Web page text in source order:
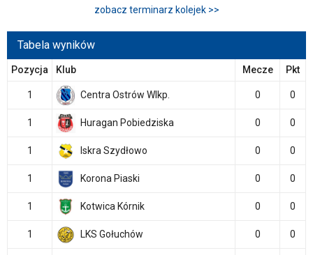
zobacz terminarz kolejek >>
Tabela wyników
Pozycja Klub Mecze Pkt
1 Centra Ostrów Wlkp. 0 0
1 Huragan Pobiedziska 0 0
1 Iskra Szydłowo 0 0
1 Korona Piaski 0 0
1 Kotwica Kórnik 0 0
1 LKS Gołuchów 0 0